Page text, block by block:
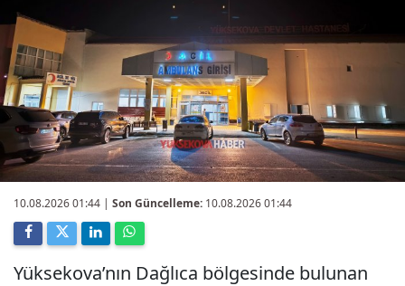
10.08.2026 01:44 | Son Güncelleme: 10.08.2026 01:44
Yüksekova’nın Dağlıca bölgesinde bulunan